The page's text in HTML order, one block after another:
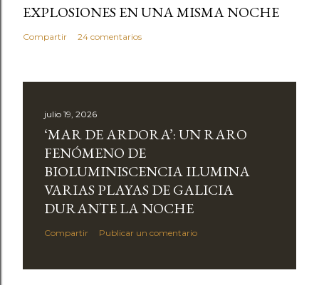
EXPLOSIONES EN UNA MISMA NOCHE
Compartir 24 comentarios
julio 19, 2026
‘MAR DE ARDORA’: UN RARO
FENÓMENO DE
BIOLUMINISCENCIA ILUMINA
VARIAS PLAYAS DE GALICIA
DURANTE LA NOCHE
Compartir Publicar un comentario